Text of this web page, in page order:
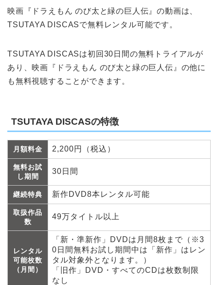
映画『ドラえもん のび太と緑の巨人伝』の動画は、
TSUTAYA DISCASで無料レンタル可能です。
TSUTAYA DISCASは初回30日間の無料トライアルが
あり、映画『ドラえもん のび太と緑の巨人伝』の他に
も無料視聴することができます。
TSUTAYA DISCASの特徴
月額料金 2,200円（税込）
無料お試
し期間
30日間
継続特典 新作DVD8本レンタル可能
取扱作品
数
49万タイトル以上
レンタル
可能枚数
（月間）
「新・準新作」DVDは月間8枚まで（※3
0日間無料お試し期間中は「新作」はレン
タル対象外となります。）
「旧作」DVD・すべてのCDは枚数制限
なし